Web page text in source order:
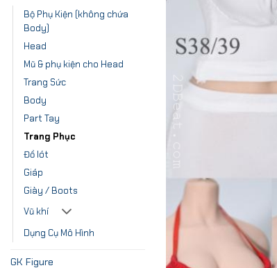
Bộ Phụ Kiện (không chứa
Body)
Head
Mũ & phụ kiện cho Head
Trang Sức
Body
Part Tay
Trang Phục
Đồ lót
Giáp
Giày / Boots
Vũ khí
Dụng Cụ Mô Hình
GK Figure